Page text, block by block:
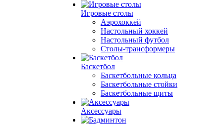
Игровые столы
Аэрохоккей
Настольный хоккей
Настольный футбол
Столы-трансформеры
Баскетбол
Баскетбольные кольца
Баскетбольные стойки
Баскетбольные щиты
Аксессуары